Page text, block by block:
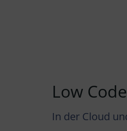
Low
In der Cloud